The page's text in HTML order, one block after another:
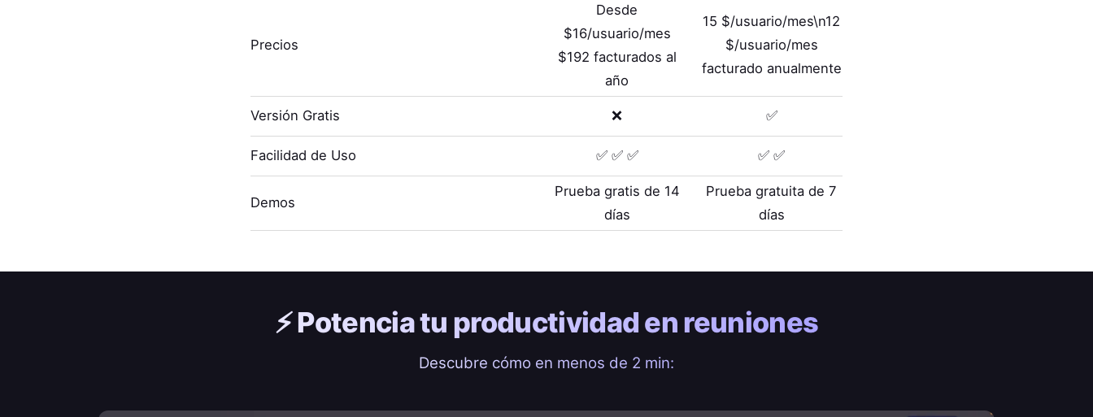
Precios
Desde
$16/usuario/mes
$192 facturados al
año
15 $/usuario/mes\n12
$/usuario/mes
facturado anualmente
Versión Gratis ❌ ✅
Facilidad de Uso ✅ ✅ ✅ ✅ ✅
Demos
Prueba gratis de 14
días
Prueba gratuita de 7
días
⚡️Potencia tu productividad en reuniones
Descubre cómo en menos de 2 min: